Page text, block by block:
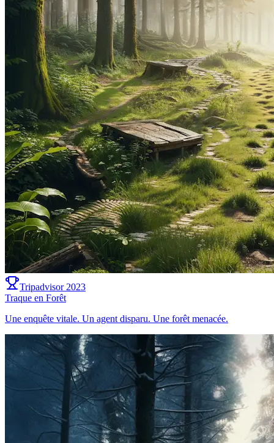
Tripadvisor 2023
Traque en Forêt
Une enquête vitale. Un agent disparu. Une forêt menacée.